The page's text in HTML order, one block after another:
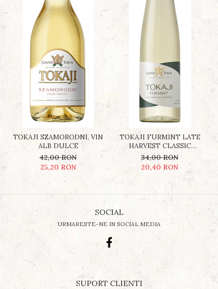
TOKAJI SZAMORODNI, VIN
ALB DULCE
42,00 RON
25,20 RON
TOKAJI FURMINT LATE
HARVEST CLASSIC
SELECTION (RECOLTĂ
TÂRZIE), VIN ALB DULCE
34,00 RON
20,40 RON
SOCIAL
URMARESTE-NE IN SOCIAL MEDIA
SUPORT CLIENTI